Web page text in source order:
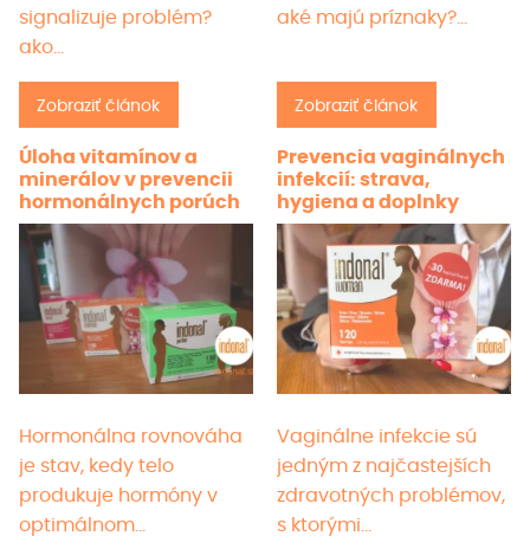
signalizuje problém?
ako…
Zobraziť článok
aké majú príznaky?…
Zobraziť článok
Úloha vitamínov a
minerálov v prevencii
hormonálnych porúch
Hormonálna rovnováha
je stav, kedy telo
produkuje hormóny v
optimálnom…
Prevencia vaginálnych
infekcií: strava,
hygiena a doplnky
Vaginálne infekcie sú
jedným z najčastejších
zdravotných problémov,
s ktorými…